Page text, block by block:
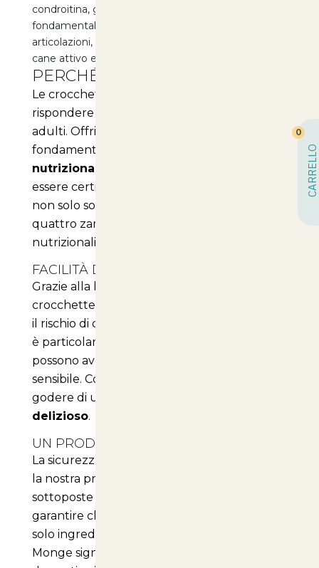
condroitina, glucosamina, calcio e fosforo è
fondamentale per il corretto sviluppo di ossa e
articolazioni, essenziale per mantenere il vostro
cane attivo e agile.
PERCHÉ SCEGLIERE MONGE?
Le crocchette Monge sono formulate per
rispondere alle esigenze specifiche dei cani
adulti. Offrire un'alimentazione di qualità è
fondamentale per garantire un
nutrizionale
essere certi di scegliere un prodotto che
non solo soddisfa il palato del vostro amico a
quattro zampe, ma anche le sue necessità
nutrizionali.
FACILITÀ DI DIGESTIONE
Grazie alla loro composizione, queste
crocchette sono facili da digerire, riducendo
il rischio di disturbi gastrointestinali. Questo
è particolarmente importante per i cani che
possono avere un sistema digestivo
sensibile. Con Monge, il vostro cane potrà
godere di un pasto che è sia
delizioso.
UN PRODOTTO SICURO E AFFIDABILE
La sicurezza e la salute del vostro cane sono
la nostra priorità. Le crocchette Monge sono
sottoposte a rigorosi controlli di qualità per
garantire che ogni confezione contenga
solo ingredienti
Monge significa dare al vostro animale
CARRELLO
0